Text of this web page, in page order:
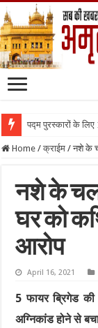
पद्म पुरस्कारों के
Home / क्राईम / नशे के
नशे के
घर को
आरोप
April 16, 2021
5 फायर ब्रिगेड
अग्निकांड होने से